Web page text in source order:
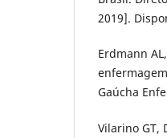
2019].
Erdmann
Gaúcha
Vilarino GT,